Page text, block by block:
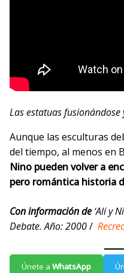
Las estatuas
Aunque las esculturas
del tiempo, al menos en
Nino pueden volver a
pero romántica historia
Con información de ‘Alí y
Debate. Año: 2000/
Únete a WhatsApp